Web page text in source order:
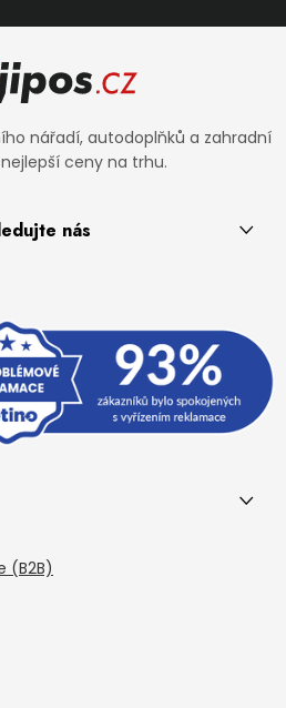
nářadí, autodoplňků a zahradní
ceny na trhu.
nás
(B2B)